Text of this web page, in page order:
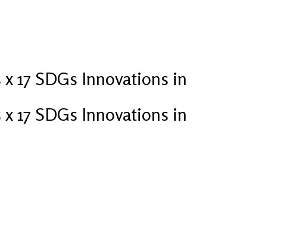
17 SDGs Innovations in
17 SDGs Innovations in